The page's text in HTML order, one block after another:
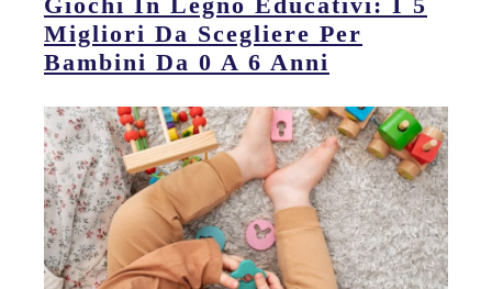
Migliori Da Scegliere Per
Bambini Da 0 A 6 Anni